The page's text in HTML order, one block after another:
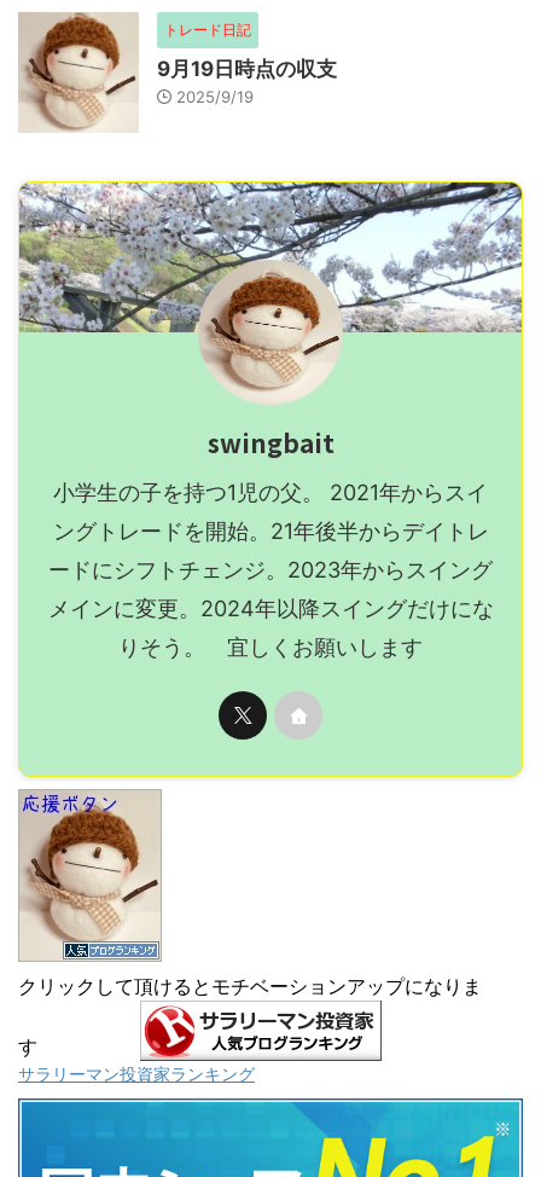
トレード日記
9月19日時点の収支
2025/9/19
swingbait
小学生の子を持つ1児の父。 2021年からスイ
ングトレードを開始。21年後半からデイトレ
ードにシフトチェンジ。2023年からスイング
メインに変更。2024年以降スイングだけにな
りそう。 宜しくお願いします
クリックして頂けるとモチベーションアップになりま
す
サラリーマン投資家ランキング